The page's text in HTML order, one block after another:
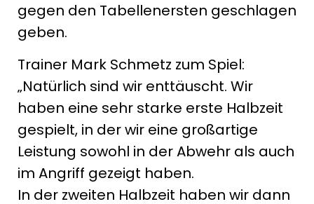
gegen den Tabellenersten geschlagen
geben.
Trainer Mark Schmetz zum Spiel:
„Natürlich sind wir enttäuscht. Wir
haben eine sehr starke erste Halbzeit
gespielt, in der wir eine großartige
Leistung sowohl in der Abwehr als auch
im Angriff gezeigt haben.
In der zweiten Halbzeit haben wir dann